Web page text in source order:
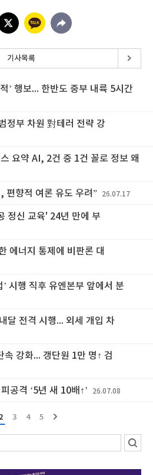
기사목록
’ 행보... 한반도 중부 내륙 5시간
정부 차원 對테러 전략 강
요약 AI, 2건 중 1건 꼴로 정보 왜
편향적 여론 유도 우려” 26.07.17
정신 교육' 24년 만에 부
에너지 통제에 비판론 대
시행 직후 유엔본부 앞에서 분
달 전격 시행... 외세 개입 차
속 강화... 갱단원 1만 명↑ 검
공격 ‘5년 새 10배↑’ 26.07.08
2 3 4 5